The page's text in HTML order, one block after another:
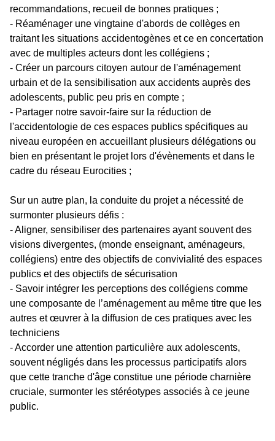
recommandations, recueil de bonnes pratiques ;
- Réaménager une vingtaine d'abords de collèges en
traitant les situations accidentogènes et ce en concertation
avec de multiples acteurs dont les collégiens ;
- Créer un parcours citoyen autour de l'aménagement
urbain et de la sensibilisation aux accidents auprès des
adolescents, public peu pris en compte ;
- Partager notre savoir-faire sur la réduction de
l'accidentologie de ces espaces publics spécifiques au
niveau européen en accueillant plusieurs délégations ou
bien en présentant le projet lors d'évènements et dans le
cadre du réseau Eurocities ;
Sur un autre plan, la conduite du projet a nécessité de
surmonter plusieurs défis :
- Aligner, sensibiliser des partenaires ayant souvent des
visions divergentes, (monde enseignant, aménageurs,
collégiens) entre des objectifs de convivialité des espaces
publics et des objectifs de sécurisation
- Savoir intégrer les perceptions des collégiens comme
une composante de l’aménagement au même titre que les
autres et œuvrer à la diffusion de ces pratiques avec les
techniciens
- Accorder une attention particulière aux adolescents,
souvent négligés dans les processus participatifs alors
que cette tranche d'âge constitue une période charnière
cruciale, surmonter les stéréotypes associés à ce jeune
public.